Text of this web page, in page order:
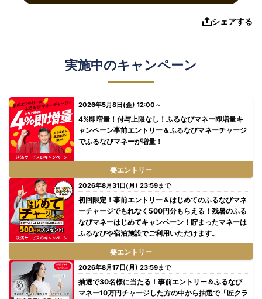
シェアする
実施中のキャンペーン
2026年5月8日(金) 12:00～
4%即増量！付与上限なし！ふるなびマネー即増量キ
ャンペーン事前エントリー＆ふるなびマネーチャージ
でふるなびマネーが増量！
要エントリー
2026年8月31日(月) 23:59まで
初回限定！事前エントリー＆はじめてのふるなびマネ
ーチャージでもれなく500円分もらえる！残暑のふる
なびマネーはじめてキャンペーン！貯まったマネーは
ふるなびや宿泊施設でご利用いただけます。
要エントリー
2026年8月17日(月) 23:59まで
抽選で30名様に当たる！事前エントリー＆ふるなび
マネー10万円チャージした方の中から抽選で「匠クラ